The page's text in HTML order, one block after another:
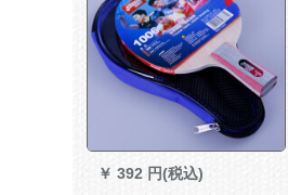
￥ 392 円(税込)